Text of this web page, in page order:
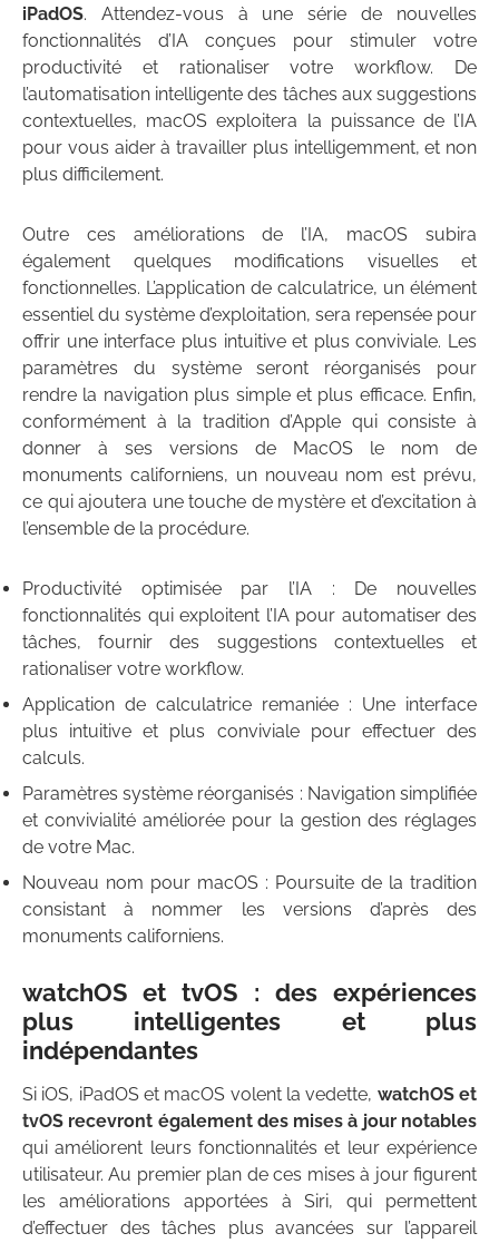
iPadOS. Attendez-vous à une série de nouvelles
fonctionnalités d’IA conçues pour stimuler votre
productivité et rationaliser votre workflow. De
l’automatisation intelligente des tâches aux suggestions
contextuelles, macOS exploitera la puissance de l’IA
pour vous aider à travailler plus intelligemment, et non
plus difficilement.
Outre ces améliorations de l’IA, macOS subira
également quelques modifications visuelles et
fonctionnelles. L’application de calculatrice, un élément
essentiel du système d’exploitation, sera repensée pour
offrir une interface plus intuitive et plus conviviale. Les
paramètres du système seront réorganisés pour
rendre la navigation plus simple et plus efficace. Enfin,
conformément à la tradition d’Apple qui consiste à
donner à ses versions de MacOS le nom de
monuments californiens, un nouveau nom est prévu,
ce qui ajoutera une touche de mystère et d’excitation à
l’ensemble de la procédure.
Productivité optimisée par l’IA : De nouvelles
fonctionnalités qui exploitent l’IA pour automatiser des
tâches, fournir des suggestions contextuelles et
rationaliser votre workflow.
Application de calculatrice remaniée : Une interface
plus intuitive et plus conviviale pour effectuer des
calculs.
Paramètres système réorganisés : Navigation simplifiée
et convivialité améliorée pour la gestion des réglages
de votre Mac.
Nouveau nom pour macOS : Poursuite de la tradition
consistant à nommer les versions d’après des
monuments californiens.
watchOS et tvOS : des expériences
plus intelligentes et plus
indépendantes
Si iOS, iPadOS et macOS volent la vedette, watchOS et
tvOS recevront également des mises à jour notables
qui améliorent leurs fonctionnalités et leur expérience
utilisateur. Au premier plan de ces mises à jour figurent
les améliorations apportées à Siri, qui permettent
d’effectuer des tâches plus avancées sur l’appareil